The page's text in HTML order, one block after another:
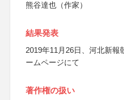
熊谷達也（作家）
結果発表
2019年11月26日、河北新報
ームページにて
著作権の扱い